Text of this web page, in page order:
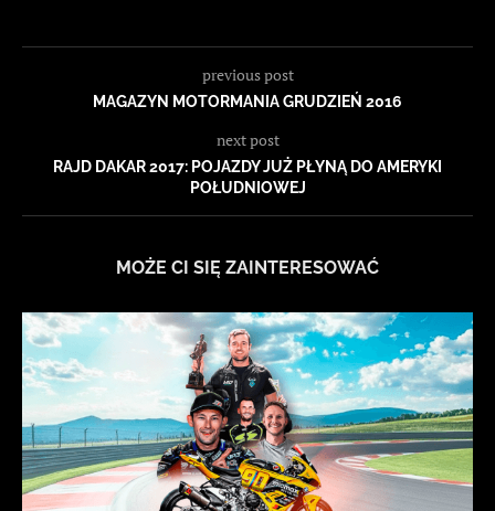
previous post
MAGAZYN MOTORMANIA GRUDZIEŃ 2016
next post
RAJD DAKAR 2017: POJAZDY JUŻ PŁYNĄ DO AMERYKI
POŁUDNIOWEJ
MOŻE CI SIĘ ZAINTERESOWAĆ